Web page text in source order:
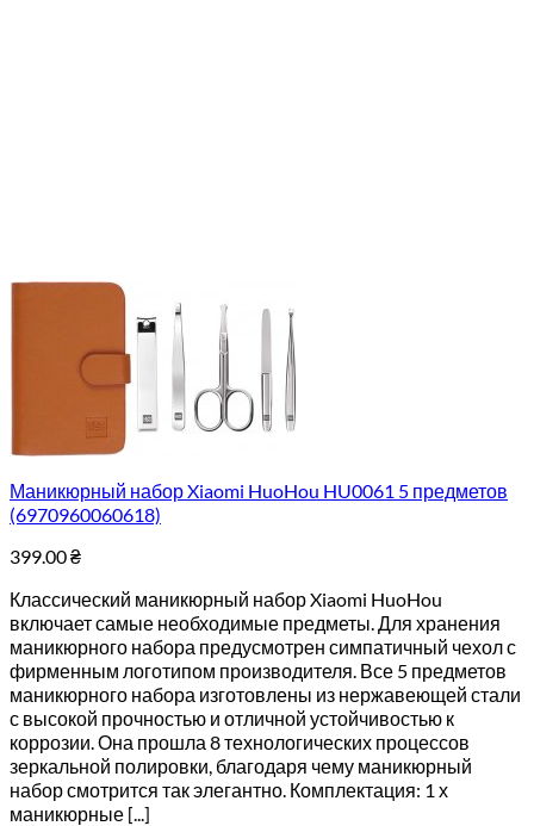
Маникюрный набор Xiaomi HuoHou HU0061 5 предметов
(6970960060618)
399.00₴
Классический маникюрный набор Xiaomi HuoHou
включает самые необходимые предметы. Для хранения
маникюрного набора предусмотрен симпатичный чехол с
фирменным логотипом производителя. Все 5 предметов
маникюрного набора изготовлены из нержавеющей стали
с высокой прочностью и отличной устойчивостью к
коррозии. Она прошла 8 технологических процессов
зеркальной полировки, благодаря чему маникюрный
набор смотрится так элегантно. Комплектация: 1 х
маникюрные [...]